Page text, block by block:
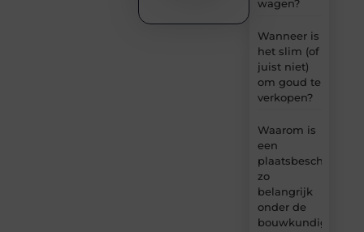
wagen?
Wanneer is
het slim (of
juist niet)
om goud te
verkopen?
Waarom is
een
plaatsbeschrijving
zo
belangrijk
onder de
bouwkundige